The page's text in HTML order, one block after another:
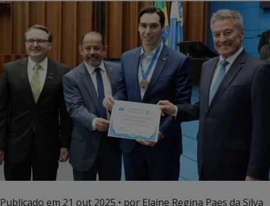
Publicado em 21 out 2025 • por Elaine Regina Paes da Silva